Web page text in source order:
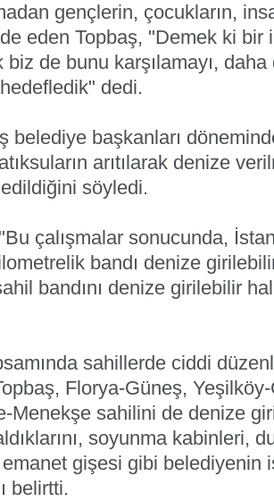
gençlerin, çocukların,
eden Topbaş, "Demek ki bir
de bunu karşılamayı,
dedi.
belediye başkanları
arıtılarak denize
söyledi.
çalışmalar sonucunda,
bandı denize
bandını denize girilebilir
sahillerde ciddi
Florya-Güneş,
Menekşe sahilini de denize
soyunma kabinleri,
gişesi gibi belediyenin
belirtti.